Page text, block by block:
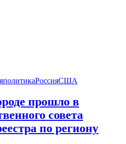
политикаРоссияСША
прошло в
совета
по региону